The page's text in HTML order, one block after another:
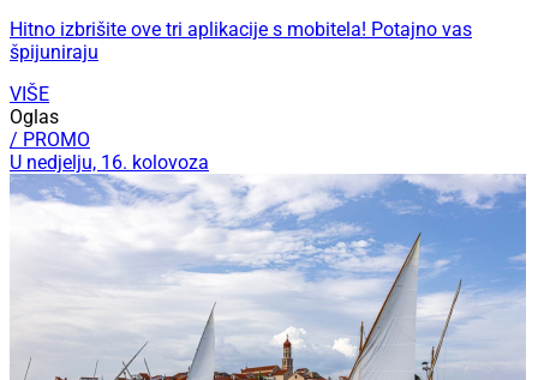
Hitno izbrišite ove tri aplikacije s mobitela! Potajno vas
špijuniraju
VIŠE
Oglas
/ PROMO
U nedjelju, 16. kolovoza